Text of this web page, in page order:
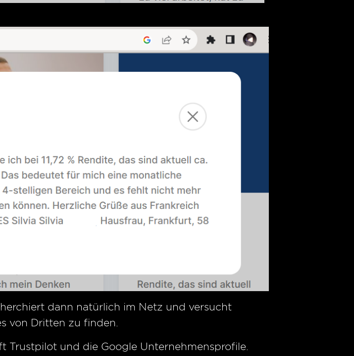
dann natürlich im Netz und versucht
von Dritten zu finden.
Trustpilot und die Google Unternehmensprofile.